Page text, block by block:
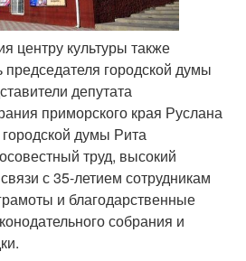
центру культуры также
председателя городской думы
депутата
приморского края Руслана
думы Рита
труд, высокий
с 35-летием сотрудникам
и благодарственные
собрания и